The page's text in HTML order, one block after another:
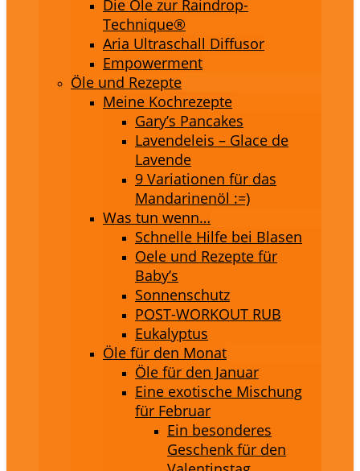
Die Öle zur Raindrop-
Technique®
Aria Ultraschall Diffusor
Empowerment
Öle und Rezepte
Meine Kochrezepte
Gary’s Pancakes
Lavendeleis – Glace de
Lavende
9 Variationen für das
Mandarinenöl :=)
Was tun wenn…
Schnelle Hilfe bei Blasen
Oele und Rezepte für
Baby’s
Sonnenschutz
POST-WORKOUT RUB
Eukalyptus
Öle für den Monat
Öle für den Januar
Eine exotische Mischung
für Februar
Ein besonderes
Geschenk für den